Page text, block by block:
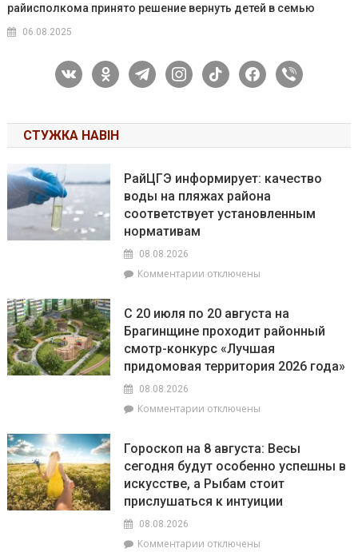
райисполкома принято решение вернуть детей в семью
06.08.2025
vkontakteodnoklassniki
telegraminstagram
tiktok facebook
viber
СТУЖКА НАВІН
РайЦГЭ информирует: качество
воды на пляжах района
соответствует установленным
нормативам
08.08.2026
Комментарии к
информирует:
качество
воды
на
соответствует
отключены
С 20 июля по 20 августа на
Брагинщине проходит районный
смотр-конкурс «Лучшая
придомовая территория 2026 года»
08.08.2026
Комментарии к
20
июля
по
20
Брагинщине
отключены
Гороскоп на 8 августа: Весы
сегодня будут особенно успешны в
искусстве, а Рыбам стоит
прислушаться к интуиции
08.08.2026
Комментарии котключены